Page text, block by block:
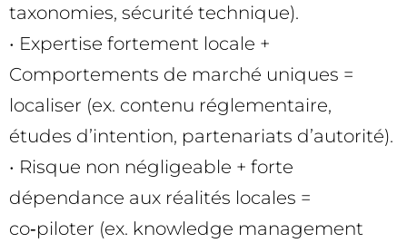
taxonomies, sécurité technique).
• Expertise fortement locale +
Comportements de marché uniques =
localiser (ex. contenu réglementaire,
études d’intention, partenariats d’autorité).
• Risque non négligeable + forte
dépendance aux réalités locales =
co‑piloter (ex. knowledge management